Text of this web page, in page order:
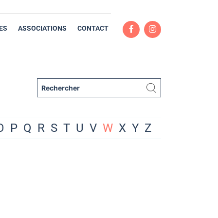
ASSOCIATIONS CONTACT
P Q R S T U V W X Y Z